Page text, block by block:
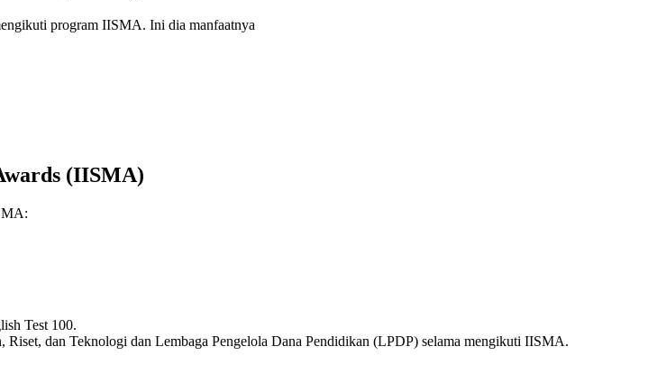
program IISMA. Ini dia manfaatnya
(IISMA)
Test 100.
dan Teknologi dan Lembaga Pengelola Dana Pendidikan (LPDP) selama mengikuti IISMA.